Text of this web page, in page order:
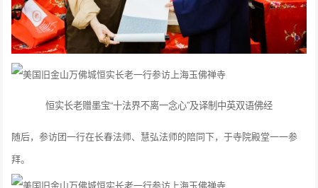
恒实长老赠墨宝“十法界不离一念心”及译制中英双语佛经
随后，参访团一行在长春法师、慧弘法师的陪同下，于寺院殿堂一一参
拜。